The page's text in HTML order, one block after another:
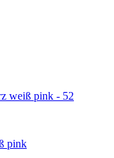
weiß pink - 52
pink